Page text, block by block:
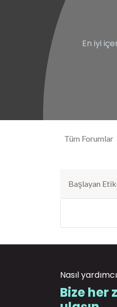
En iyi
Tüm Forumlar
Başlayan
Nasıl
Bize her